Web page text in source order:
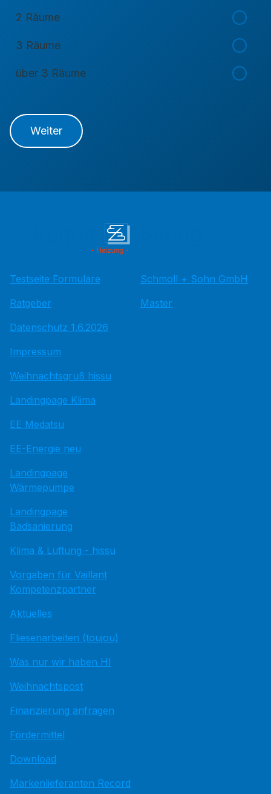
2 Räume
3 Räume
über 3 Räume
Weiter
Testseite Formulare
Ratgeber
Datenschutz 1.6.2026
Impressum
Weihnachtsgruß hissu
Landingpage Klima
EE Medatsu
EE-Energie neu
Landingpage
Wärmepumpe
Landingpage
Badsanierung
Klima & Lüftung - hissu
Vorgaben für Vaillant
Kompetenzpartner
Aktuelles
Fliesenarbeiten (toujou)
Was nur wir haben HI
Weihnachtspost
Finanzierung anfragen
Fördermittel
Download
Markenlieferanten Record
Schmoll + Sohn GmbH
Master